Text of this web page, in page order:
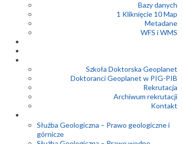
Bazy danych
1 Kliknięcie 10 Map
Metadane
WFS i WMS
Szkoła Doktorska Geoplanet
Doktoranci Geoplanet w PIG-PIB
Rekrutacja
Archiwum rekrutacji
Kontakt
Służba Geologiczna – Prawo geologiczne i
górnicze